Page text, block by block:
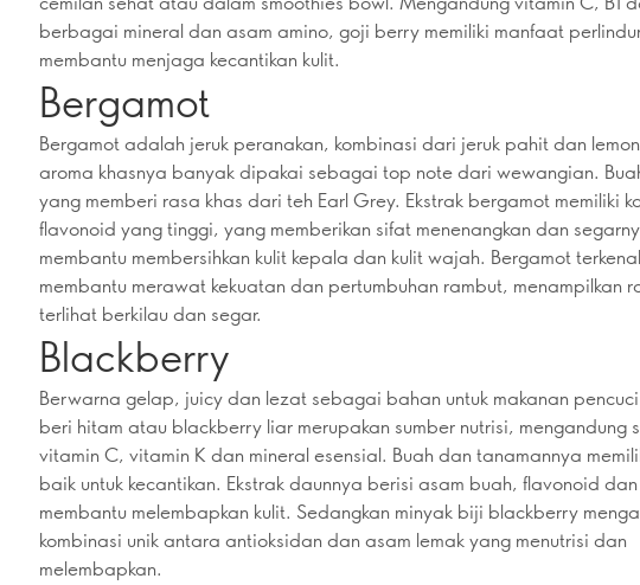
berbagai mineral dan asam amino, goji berry memiliki manfaat
membantu menjaga kecantikan kulit.
Bergamot
Bergamot adalah jeruk peranakan, kombinasi dari jeruk pahit dan
aroma khasnya banyak dipakai sebagai top note dari wewangian.
yang memberi rasa khas dari teh Earl Grey. Ekstrak bergamot memiliki
flavonoid yang tinggi, yang memberikan sifat menenangkan dan
membantu membersihkan kulit kepala dan kulit wajah. Bergamot
membantu merawat kekuatan dan pertumbuhan rambut, menampilkan
terlihat berkilau dan segar.
Blackberry
Berwarna gelap, juicy dan lezat sebagai bahan untuk makanan
beri hitam atau blackberry liar merupakan sumber nutrisi, mengandung
vitamin C, vitamin K dan mineral esensial. Buah dan tanamannya
baik untuk kecantikan. Ekstrak daunnya berisi asam buah, flavonoid
membantu melembapkan kulit. Sedangkan minyak biji blackberry
kombinasi unik antara antioksidan dan asam lemak yang menutrisi dan
melembapkan.